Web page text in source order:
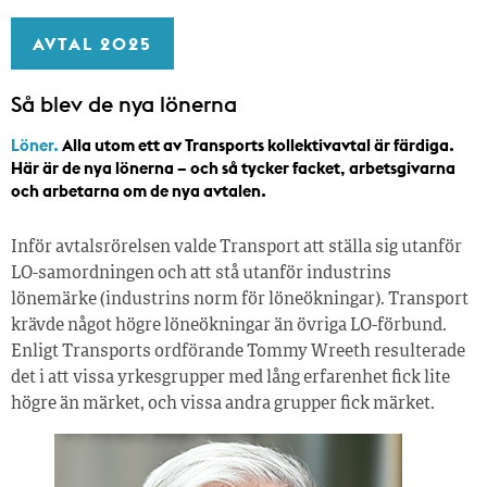
AVTAL 2025
Så blev de nya lönerna
Löner. Alla utom ett av Transports kollektivavtal är färdiga.
Här är de nya lönerna – och så tycker facket, arbetsgivarna
och arbetarna om de nya avtalen.
Inför avtalsrörelsen valde Transport att ställa sig utanför
LO-samordningen och att stå utanför industrins
lönemärke (industrins norm för löneökningar). Transport
krävde något högre löneökningar än övriga LO-förbund.
Enligt Transports ordförande Tommy Wreeth resulterade
det i att vissa yrkesgrupper med lång erfarenhet fick lite
högre än märket, och vissa andra grupper fick märket.